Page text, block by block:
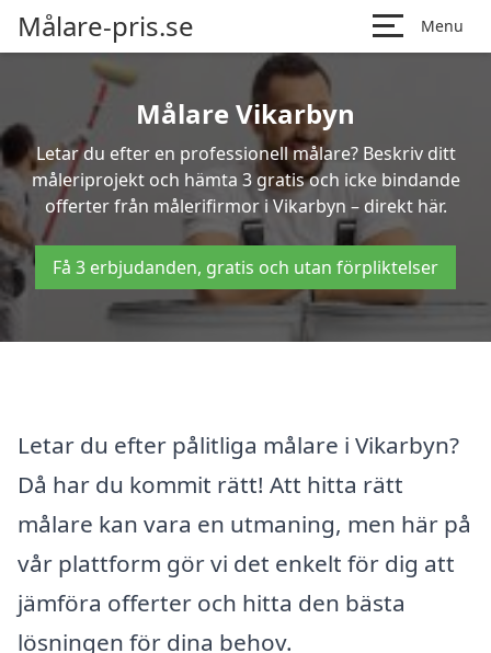
Målare-pris.se Menu
Målare Vikarbyn
Letar du efter en professionell målare? Beskriv ditt
måleriprojekt och hämta 3 gratis och icke bindande
offerter från målerifirmor i Vikarbyn – direkt här.
Få 3 erbjudanden, gratis och utan förpliktelser
Letar du efter pålitliga målare i Vikarbyn?
Då har du kommit rätt! Att hitta rätt
målare kan vara en utmaning, men här på
vår plattform gör vi det enkelt för dig att
jämföra offerter och hitta den bästa
lösningen för dina behov.